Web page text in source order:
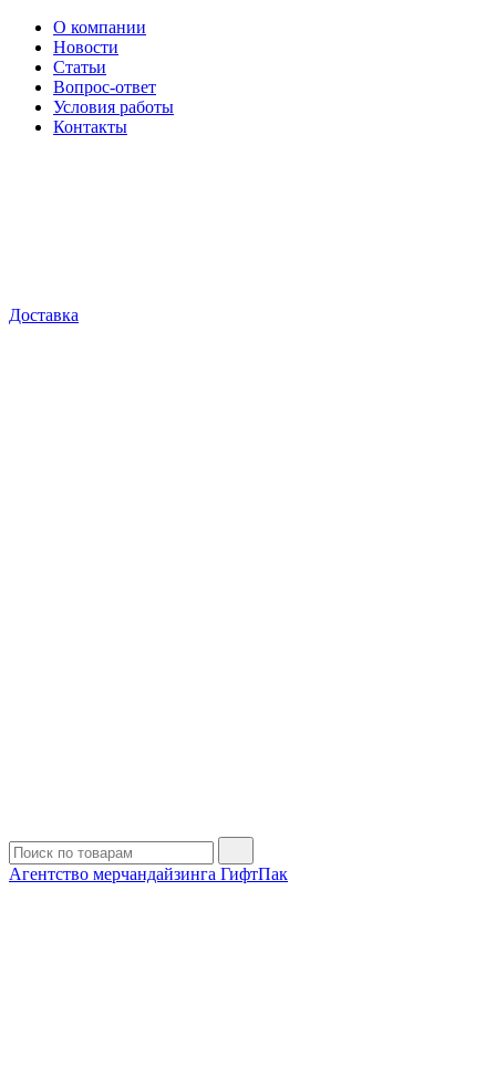
О компании
Новости
Статьи
Вопрос-ответ
Условия работы
Контакты
Доставка
Агентство мерчандайзинга ГифтПак